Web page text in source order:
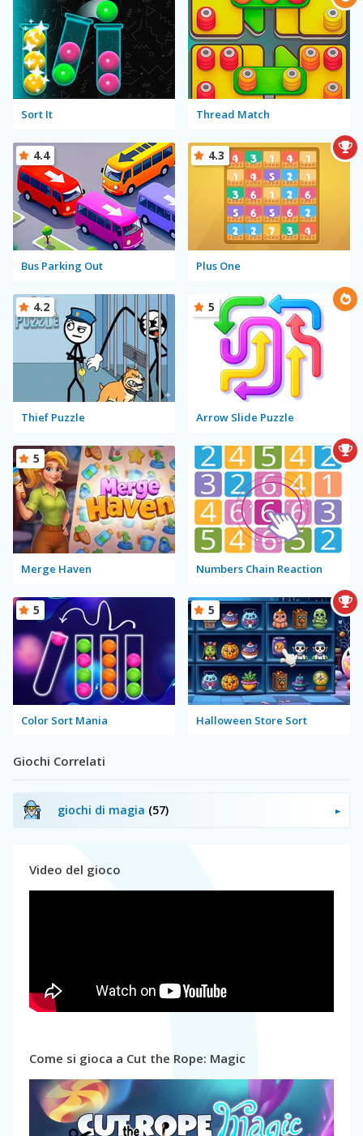
Sort It Thread Match
Bus Parking Out
4.4
Plus One
4.3
Thief Puzzle
4.2
Arrow Slide Puzzle
5
Merge Haven
5
Numbers Chain Reaction
Color Sort Mania
5
Halloween Store Sort
5
Giochi Correlati
giochi di magia (57)
Video del gioco
Come si gioca a Cut the Rope: Magic